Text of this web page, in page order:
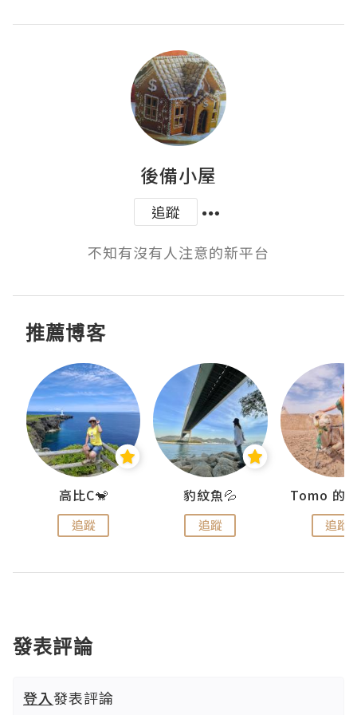
後備小屋
追蹤
不知有沒有人注意的新平台
推薦博客
高比C🐒
追蹤
豹紋魚💦
追蹤 追蹤
發表評論
登入發表評論